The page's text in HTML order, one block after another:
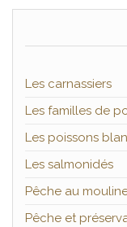
Les carnassiers
Les familles de
Les poissons
Les salmonidés
Pêche au
Pêche et